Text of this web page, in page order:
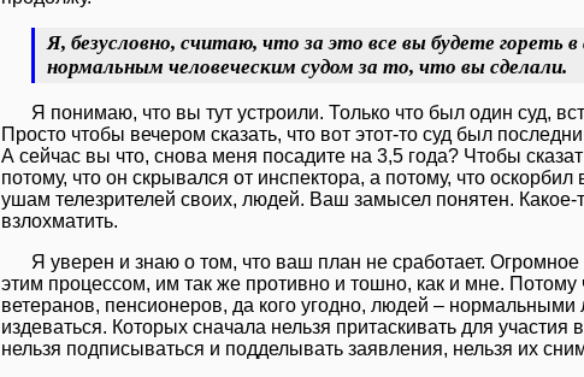
Я, безусловно, считаю, что за это все вы будете гореть
нормальным человеческим судом за то, что вы сделали.
Я понимаю, что вы тут устроили. Только что был один суд,
Просто чтобы вечером сказать, что вот этот-то суд был
А сейчас вы что, снова меня посадите на 3,5 года? Чтобы
потому, что он скрывался от инспектора, а потому, что
ушам телезрителей своих, людей. Ваш замысел понятен. Какое-
взлохматить.
Я уверен и знаю о том, что ваш план не сработает.
этим процессом, им так же противно и тошно, как и мне. Потому
ветеранов, пенсионеров, да кого угодно, людей –
издеваться. Которых сначала нельзя притаскивать для участия
нельзя подписываться и подделывать заявления, нельзя их